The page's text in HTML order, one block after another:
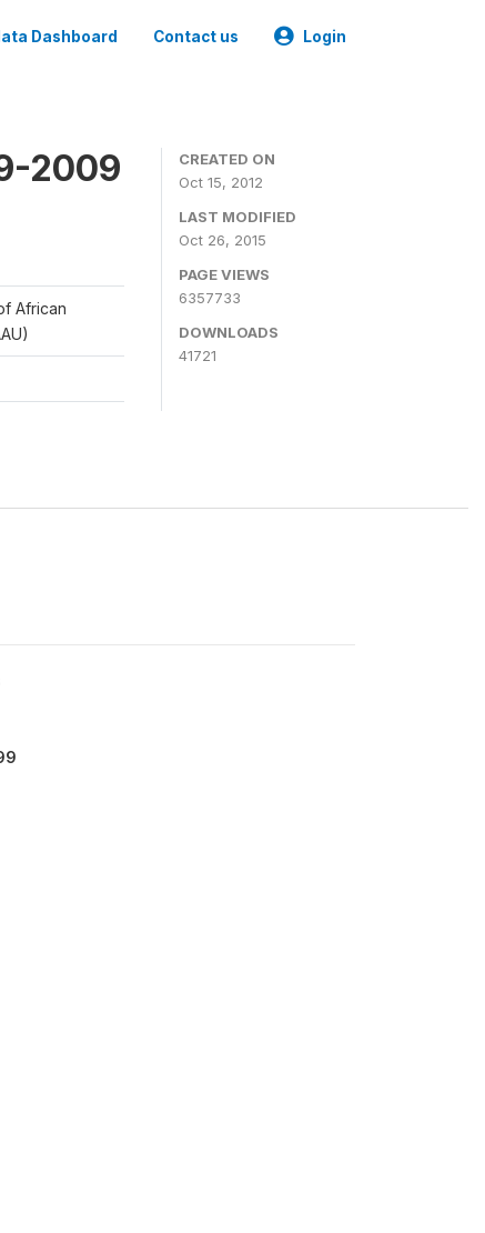
Dashboard Contact us Login
2009
African
CREATED ON
Oct 15, 2012
LAST MODIFIED
Oct 26, 2015
PAGE VIEWS
6357733
DOWNLOADS
41721